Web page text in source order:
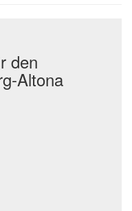
den
Altona